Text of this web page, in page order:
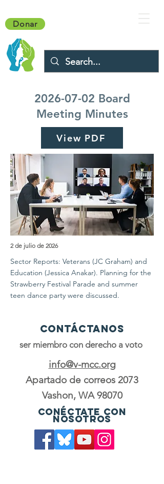
Donar
2026-07-02 Board
Meeting Minutes
View PDF
2 de julio de 2026
Sector Reports: Veterans (JC Graham) and
Education (Jessica Anakar). Planning for the
Strawberry Festival Parade and summer
teen dance party were discussed.
Contáctanos
ser miembro con derecho a voto
info@v-mcc.org
Apartado de correos 2073
Vashon, WA 98070
Conéctate con
nosotros